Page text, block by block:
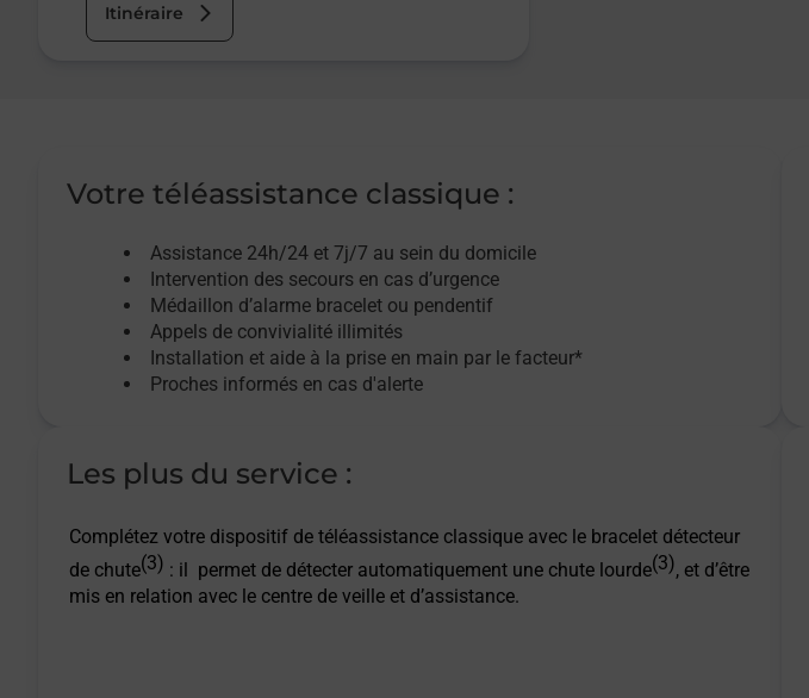
Itinéraire
Votre téléassistance classique :
Assistance 24h/24 et 7j/7 au sein du domicile
Intervention des secours en cas d’urgence
Médaillon d’alarme bracelet ou pendentif
Appels de convivialité illimités
Installation et aide à la prise en main par le facteur*
Proches informés en cas d'alerte
Les plus du service :
Complétez votre dispositif de téléassistance classique avec le bracelet détecteur
de chute(3) : il permet de détecter automatiquement une chute lourde(3), et d’être
mis en relation avec le centre de veille et d’assistance.